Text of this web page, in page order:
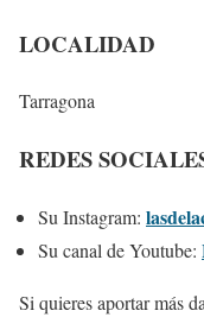
LOCALIDAD
Tarragona
REDES
Su Instagram:
Su canal de Youtube:
Si quieres aportar más